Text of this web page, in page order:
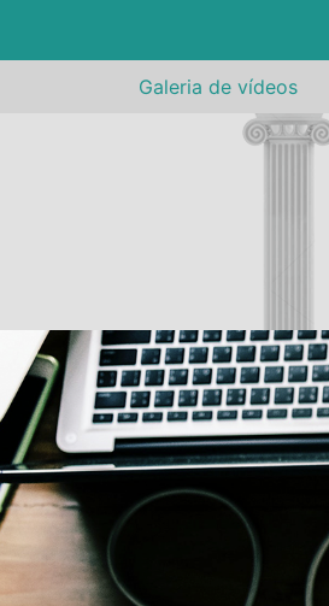
Galeria de vídeos